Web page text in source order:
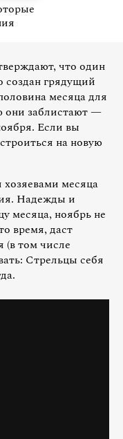
что один
создан грядущий
месяца для
они заблистают —
Если вы
на новую
хозяевами месяца
Надежды и
месяца, ноябрь не
время, даст
(в том числе
Стрельцы себя